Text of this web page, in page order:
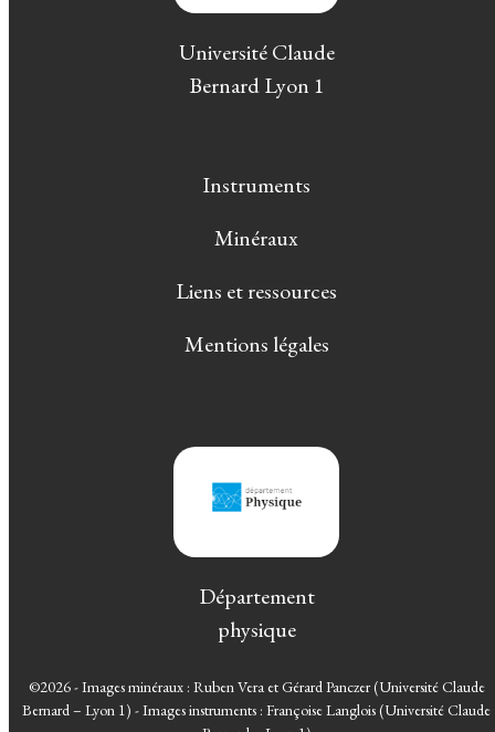
Université Claude
Bernard Lyon 1
Instruments
Minéraux
Liens et ressources
Mentions légales
Département
physique
©2026 - Images minéraux : Ruben Vera et Gérard Panczer (Université Claude
Bernard – Lyon 1) - Images instruments : Françoise Langlois (Université Claude